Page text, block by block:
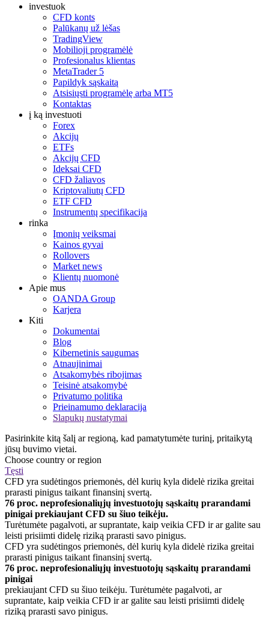
investuok
CFD konts
Palūkanų už lėšas
TradingView
Mobilioji programėlė
Profesionalus klientas
MetaTrader 5
Papildyk sąskaitą
Atsisiųsti programėlę arba MT5
Kontaktas
į ką investuoti
Forex
Akcijų
ETFs
Akcijų CFD
Ideksai CFD
CFD žaliavos
Kriptovaliutų CFD
ETF CFD
Instrumentų specifikacija
rinka
Įmonių veiksmai
Kainos gyvai
Rollovers
Market news
Klientų nuomonė
Apie mus
OANDA Group
Karjera
Kiti
Dokumentai
Blog
Kibernetinis saugumas
Atnaujinimai
Atsakomybės ribojimas
Teisinė atsakomybė
Privatumo politika
Prieinamumo deklaracija
Slapukų nustatymai
Pasirinkite kitą šalį ar regioną, kad pamatytumėte turinį, pritaikytą
jūsų buvimo vietai.
Choose country or region
Tęsti
CFD yra sudėtingos priemonės, dėl kurių kyla didelė rizika greitai
prarasti pinigus taikant finansinį svertą.
76 proc. neprofesionaliųjų investuotojų sąskaitų prarandami
pinigai prekiaujant CFD su šiuo teikėju.
Turėtumėte pagalvoti, ar suprantate, kaip veikia CFD ir ar galite sau
leisti prisiimti didelę riziką prarasti savo pinigus.
CFD yra sudėtingos priemonės, dėl kurių kyla didelė rizika greitai
prarasti pinigus taikant finansinį svertą.
76 proc. neprofesionaliųjų investuotojų sąskaitų prarandami
pinigai
prekiaujant CFD su šiuo teikėju. Turėtumėte pagalvoti, ar
suprantate, kaip veikia CFD ir ar galite sau leisti prisiimti didelę
riziką prarasti savo pinigus.